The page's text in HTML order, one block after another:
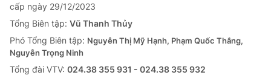
cấp ngày 29/12/2023
Tổng Biên tập: Vũ Thanh Thủy
Phó Tổng Biên tập: Nguyễn Thị Mỹ Hạnh, Phạm Quốc Thắng,
Nguyễn Trọng Ninh
Tổng đài VTV: 024.38 355 931 - 024.38 355 932